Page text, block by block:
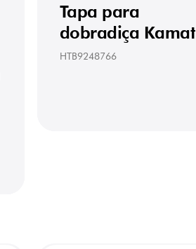
Tapa para
dobradiça Kamat
HTB9248766